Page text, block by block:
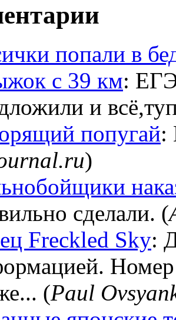
попали в
с 39 км:
и
попугай:
)
сделали. (
Freckled Sky:
(Paul